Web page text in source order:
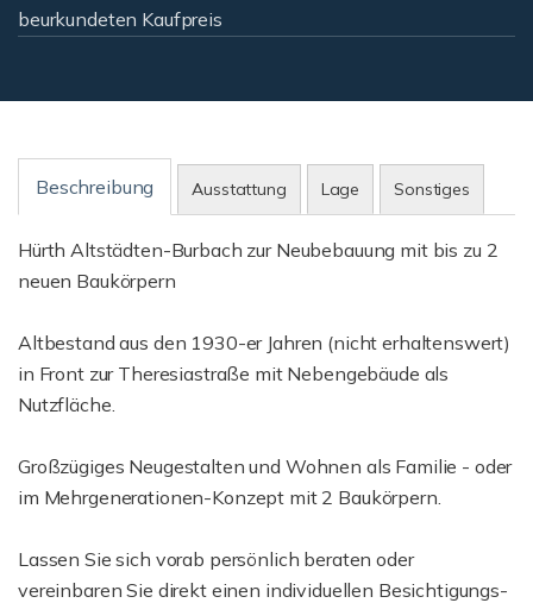
beurkundeten Kaufpreis
Beschreibung Ausstattung Lage Sonstiges
Hürth Altstädten-Burbach zur Neubebauung mit bis zu 2
neuen Baukörpern
Altbestand aus den 1930-er Jahren (nicht erhaltenswert)
in Front zur Theresiastraße mit Nebengebäude als
Nutzfläche.
Großzügiges Neugestalten und Wohnen als Familie - oder
im Mehrgenerationen-Konzept mit 2 Baukörpern.
Lassen Sie sich vorab persönlich beraten oder
vereinbaren Sie direkt einen individuellen Besichtigungs-